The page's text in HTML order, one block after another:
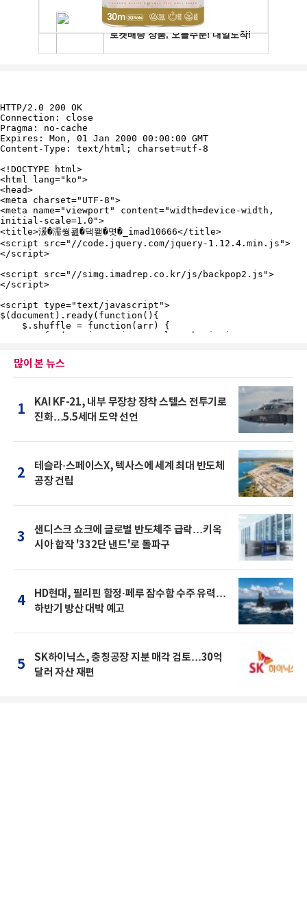
많이 본 뉴스
1
KAI KF-21, 내부 무장창 장착 스텔스 전투기로
진화…5.5세대 도약 선언
2
테슬라·스페이스X, 텍사스에 세계 최대 반도체
공장 건립
3
샌디스크 쇼크에 글로벌 반도체주 급락…키옥
시아 합작 '332단 낸드'로 돌파구
4
HD현대, 필리핀 함정·페루 잠수함 수주 유력…
하반기 방산 대박 예고
5
SK하이닉스, 충칭공장 지분 매각 검토…30억
달러 자산 재편